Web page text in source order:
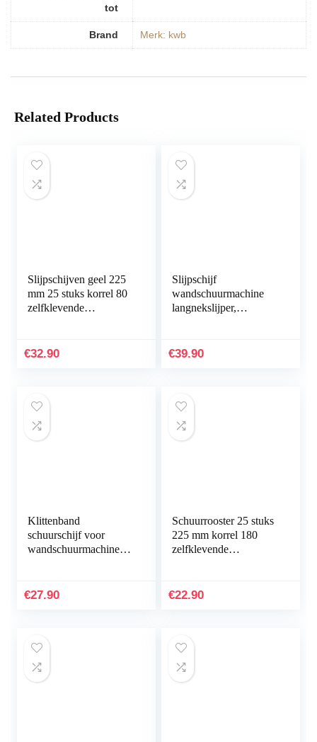
tot
Brand Merk: kwb
Related Products
Slijpschijven geel 225
mm 25 stuks korrel 80
zelfklevende
voor giraffenslijper…
€32.90
Slijpschijf
wandschuurmachine
langnekslijper,
klittenband 225 mm
€39.90
Klittenband
schuurschijf voor
wandschuurmachine
mm 10 – gat nieuw
€27.90
Schuurrooster 25 stuks
225 mm korrel 180
zelfklevende
schuurpapier voor
€22.90